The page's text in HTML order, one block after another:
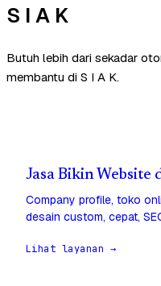
S I A K
Butuh lebih dari sekadar
membantu di S I A K.
Jasa Bikin Website
Company profile, toko
desain custom, cepat,
Lihat layanan →